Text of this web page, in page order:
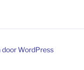
WordPress